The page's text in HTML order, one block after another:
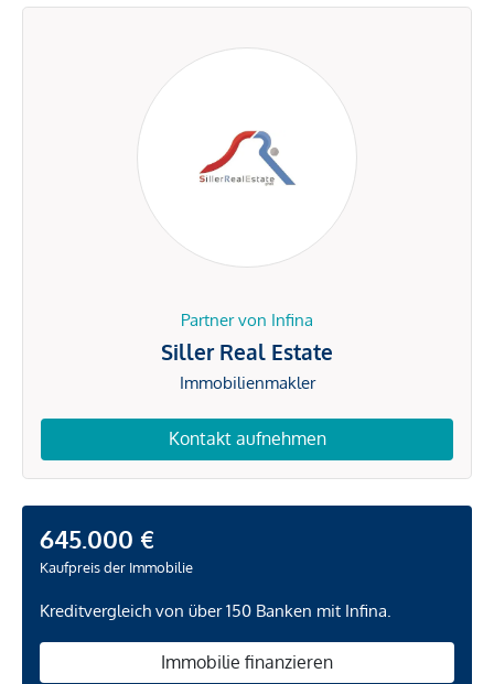
Partner von Infina
Siller Real Estate
Immobilienmakler
Kontakt aufnehmen
645.000 €
Kaufpreis der Immobilie
Kreditvergleich von über 150 Banken mit Infina.
Immobilie finanzieren